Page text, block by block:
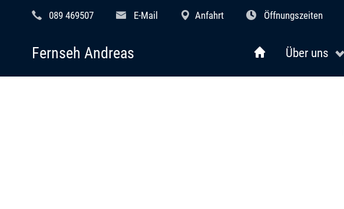
089 469507 E-Mail Anfahrt Öffnungszeiten
Über uns
Fernseh Andreas